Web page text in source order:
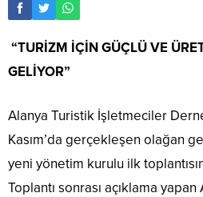
“TURİZM İÇİN GÜÇLÜ VE
GELİYOR”
Alanya Turistik İşletmeciler
Kasım’da gerçekleşen olağan
yeni yönetim kurulu ilk
Toplantı sonrası açıklama yapan